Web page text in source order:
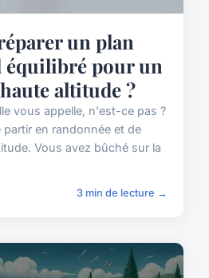
un plan
pour un
altitude ?
vous appelle, n'est-ce pas ?
en randonnée et de
Vous avez bûché sur la
3 min de lecture →